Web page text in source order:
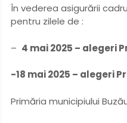
În vederea asigurării
pentru zilele de :
– 4 mai 2025 – alegeri
-18 mai 2025 – alegeri
Primăria municipiului